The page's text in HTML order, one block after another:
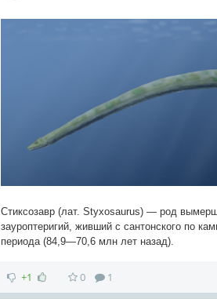
Стиксозавр (лат. Styxosaurus) — род
зауроптеригий, живший с сантонского по
периода (84,9—70,6 млн лет назад).
+1 0 1